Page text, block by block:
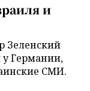
и
Зеленский
у Германии,
СМИ.